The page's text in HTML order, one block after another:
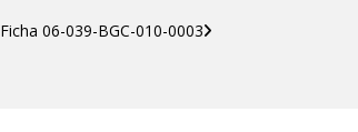
Ficha 06-039-BGC-010-0003